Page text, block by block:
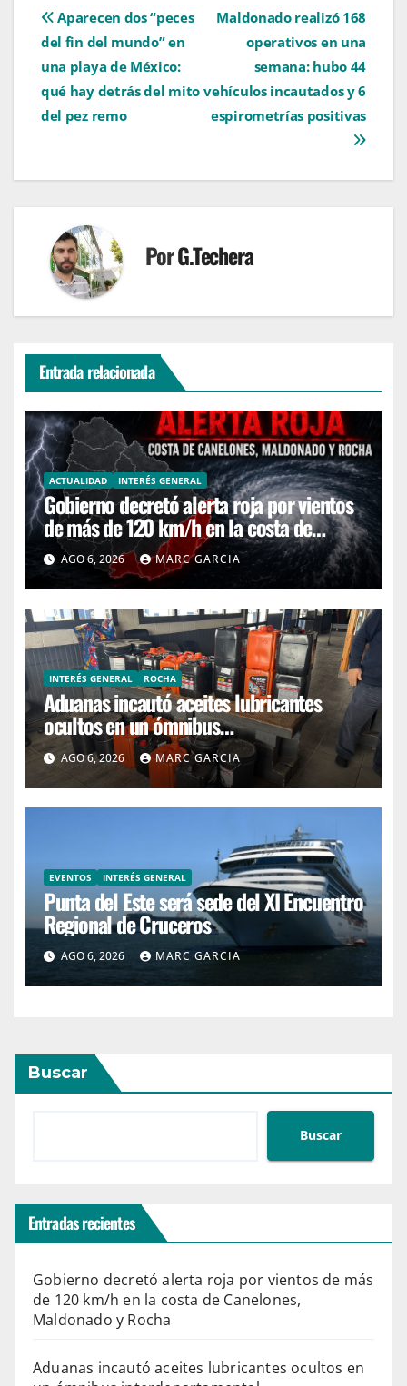
Navegación
de
entradas
Maldonado realizó 168
operativos en una
semana: hubo 44
vehículos incautados y 6
espirometrías positivas
Aparecen dos “peces
del fin del mundo” en
una playa de México:
qué hay detrás del mito
del pez remo
PorG.Techera
Entrada relacionada
ACTUALIDAD INTERÉS GENERAL
Gobierno decretó alerta roja por vientos
de más de 120 km/h en la costa de
Canelones, Maldonado y Rocha
AGO 6, 2026 MARC GARCIA
INTERÉS GENERAL ROCHA
Aduanas incautó aceites lubricantes
ocultos en un ómnibus
interdepartamental
AGO 6, 2026 MARC GARCIA
EVENTOS INTERÉS GENERAL
Punta del Este será sede del XI Encuentro
Regional de Cruceros
AGO 6, 2026 MARC GARCIA
Buscar
Buscar
Entradas recientes
Gobierno decretó alerta roja por vientos de más
de 120 km/h en la costa de Canelones,
Maldonado y Rocha
Aduanas incautó aceites lubricantes ocultos en